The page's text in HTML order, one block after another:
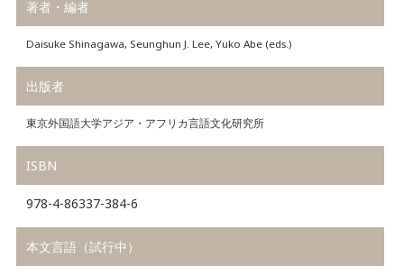
著者・編者
Daisuke Shinagawa, Seunghun J. Lee, Yuko Abe (eds.)
出版者
東京外国語大学アジア・アフリカ言語文化研究所
ISBN
978-4-86337-384-6
本文言語（試行中）